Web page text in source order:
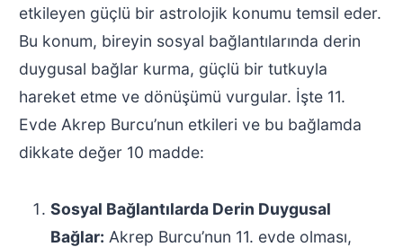
etkileyen güçlü bir astrolojik konumu temsil eder.
Bu konum, bireyin sosyal bağlantılarında derin
duygusal bağlar kurma, güçlü bir tutkuyla
hareket etme ve dönüşümü vurgular. İşte 11.
Evde Akrep Burcu’nun etkileri ve bu bağlamda
dikkate değer 10 madde:
Sosyal Bağlantılarda Derin Duygusal
Bağlar: Akrep Burcu’nun 11. evde olması,